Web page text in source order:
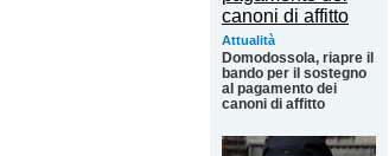
Attualità
Domodossola, riapre il
bando per il sostegno
al pagamento dei
canoni di affitto